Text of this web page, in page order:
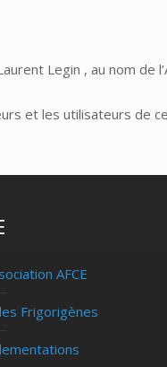
Legin , au nom
et les utilisateurs de
AFCE
Frigorigènes